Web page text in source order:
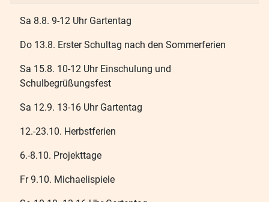
Sa 8.8. 9-12 Uhr Gartentag
Do 13.8. Erster Schultag nach den Sommerferien
Sa 15.8. 10-12 Uhr Einschulung und
Schulbegrüßungsfest
Sa 12.9. 13-16 Uhr Gartentag
12.-23.10. Herbstferien
6.-8.10. Projekttage
Fr 9.10. Michaelispiele